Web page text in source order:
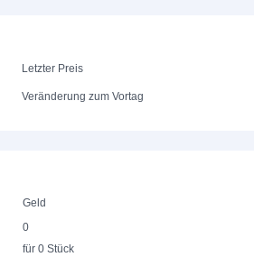
Letzter Preis
Veränderung zum Vortag
Geld
0
für 0 Stück